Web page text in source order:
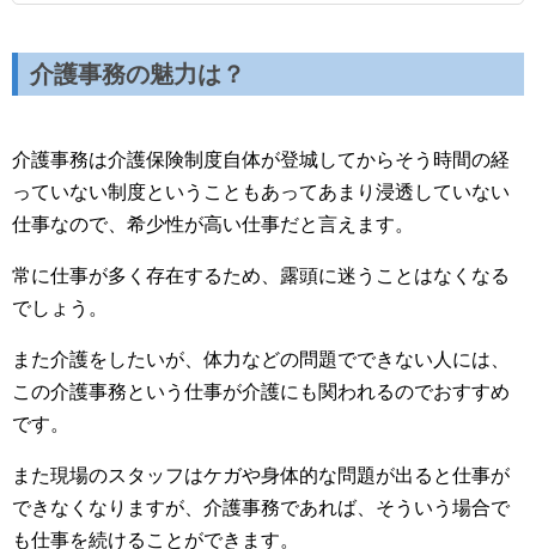
介護事務の魅力は？
介護事務は介護保険制度自体が登城してからそう時間の経
っていない制度ということもあってあまり浸透していない
仕事なので、希少性が高い仕事だと言えます。
常に仕事が多く存在するため、露頭に迷うことはなくなる
でしょう。
また介護をしたいが、体力などの問題でできない人には、
この介護事務という仕事が介護にも関われるのでおすすめ
です。
また現場のスタッフはケガや身体的な問題が出ると仕事が
できなくなりますが、介護事務であれば、そういう場合で
も仕事を続けることができます。